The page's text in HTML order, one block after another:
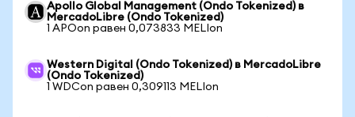
Apollo Global Management (Ondo Tokenized) в
MercadoLibre (Ondo Tokenized)
1 APOon равен 0,073833 MELIon
Western Digital (Ondo Tokenized) в MercadoLibre
(Ondo Tokenized)
1 WDCon равен 0,309113 MELIon